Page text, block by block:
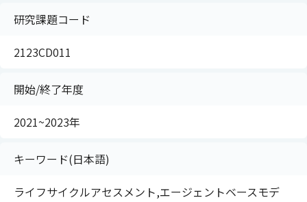
研究課題コード
2123CD011
開始/終了年度
2021~2023年
キーワード(日本語)
ライフサイクルアセスメント,エージェントベースモデ